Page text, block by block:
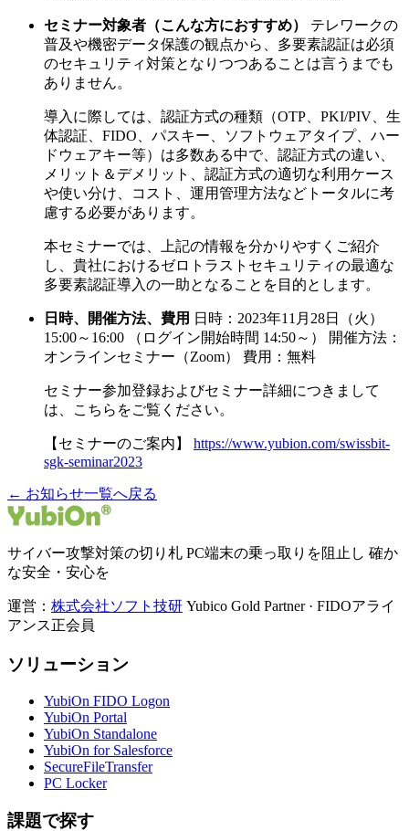
セミナー対象者（こんな方におすすめ）
テレワークの
普及や機密データ保護の観点から、多要素認証は必須
のセキュリティ対策となりつつあることは言うまでも
ありません。
導入に際しては、認証方式の種類（OTP、PKI/PIV、生
体認証、FIDO、パスキー、ソフトウェアタイプ、ハー
ドウェアキー等）は多数ある中で、認証方式の違い、
メリット＆デメリット、認証方式の適切な利用ケース
や使い分け、コスト、運用管理方法などトータルに考
慮する必要があります。
本セミナーでは、上記の情報を分かりやすくご紹介
し、貴社におけるゼロトラストセキュリティの最適な
多要素認証導入の一助となることを目的とします。
日時、開催方法、費用 日時：2023年11月28日（火）
15:00～16:00 （ログイン開始時間 14:50～） 開催方法：
オンラインセミナー（Zoom） 費用：無料
セミナー参加登録およびセミナー詳細につきまして
は、こちらをご覧ください。
【セミナーのご案内】 https://www.yubion.com/swissbit-
sgk-seminar2023
← お知らせ一覧へ戻る
サイバー攻撃対策の切り札 PC端末の乗っ取りを阻止し 確か
な安全・安心を
運営： 株式会社ソフト技研 Yubico Gold Partner · FIDOアライ
アンス正会員
ソリューション
YubiOn FIDO Logon
YubiOn Portal
YubiOn Standalone
YubiOn for Salesforce
SecureFileTransfer
PC Locker
課題で探す